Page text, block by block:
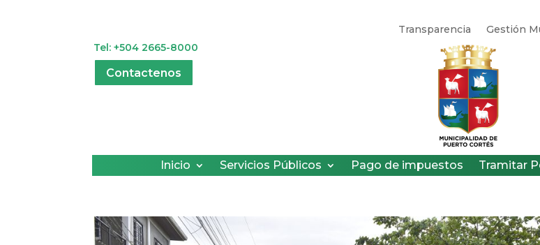
Transparencia Gestión
Tel: +504 2665-8000
Contactenos
Inicio Servicios Públicos Pago de impuestos Tramitar